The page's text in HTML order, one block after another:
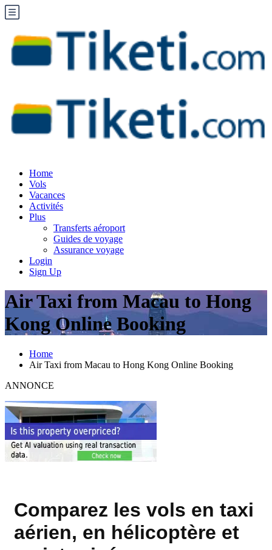
Home
Vols
Vacances
Activités
Plus
Transferts aéroport
Guides de voyage
Assurance voyage
Login
Sign Up
Air Taxi from Macau to Hong
Kong Online Booking
Home
Air Taxi from Macau to Hong Kong Online Booking
ANNONCE
Comparez les vols en taxi
aérien, en hélicoptère et